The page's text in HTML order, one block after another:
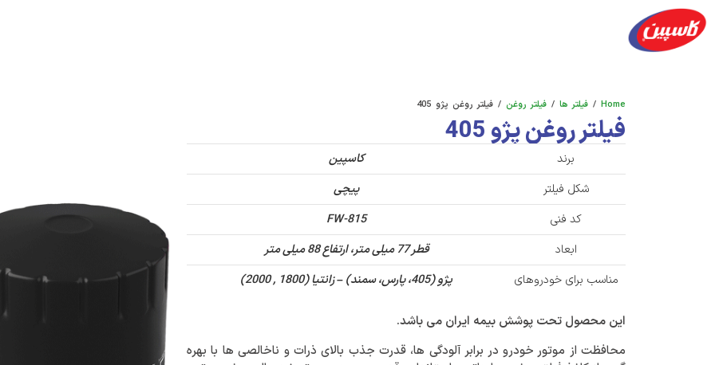
Home
/ فیلتر ها / فیلتر روغن / فیلتر روغن پژو 405
فیلتر روغن پژو 405
برند
کاسپین
شکل فیلتر
پیچی
کد فنی
FW-815
ابعاد
قطر 77 میلی متر، ارتفاع 88 میلی متر
مناسب برای خودروهای
پژو (405، پارس، سمند) – زانتیا (1800 , 2000)
این محصول تحت پوشش بیمه ایران می باشد.
محافظت از موتور خودرو در برابر آلودگی ها، قدرت جذب بالای ذرات و ناخالصی ها با بهره